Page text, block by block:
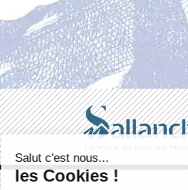
Salut c'est nous...
les Cookies !